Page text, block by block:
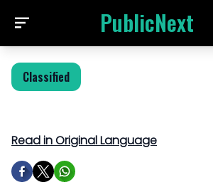
PublicNext
Classified
Read in Original Language